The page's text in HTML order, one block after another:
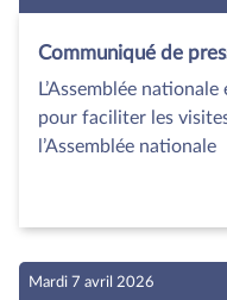
Communiqué de
L’Assemblée
pour faciliter les
l’Assemblée nationale
Mardi 7 avril 2026